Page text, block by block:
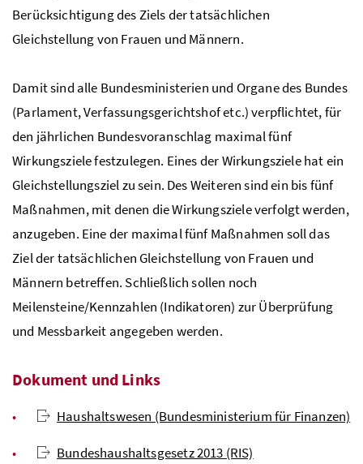
Berücksichtigung des Ziels der tatsächlichen
Gleichstellung von Frauen und Männern.
Damit sind alle Bundesministerien und Organe des Bundes
(Parlament, Verfassungsgerichtshof etc.) verpflichtet, für
den jährlichen Bundesvoranschlag maximal fünf
Wirkungsziele festzulegen. Eines der Wirkungsziele hat ein
Gleichstellungsziel zu sein. Des Weiteren sind ein bis fünf
Maßnahmen, mit denen die Wirkungsziele verfolgt werden,
anzugeben. Eine der maximal fünf Maßnahmen soll das
Ziel der tatsächlichen Gleichstellung von Frauen und
Männern betreffen. Schließlich sollen noch
Meilensteine/Kennzahlen (Indikatoren) zur Überprüfung
und Messbarkeit angegeben werden.
Dokument und Links
Haushaltswesen (Bundesministerium für Finanzen)
Bundeshaushaltsgesetz 2013 (RIS)